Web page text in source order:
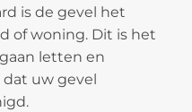
is de gevel het
of woning. Dit is het
letten en
uw gevel